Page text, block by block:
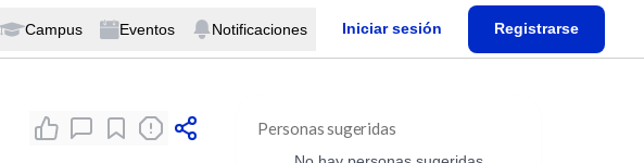
Campus Eventos Notificaciones Iniciar sesión Registrarse
Personas sugeridas